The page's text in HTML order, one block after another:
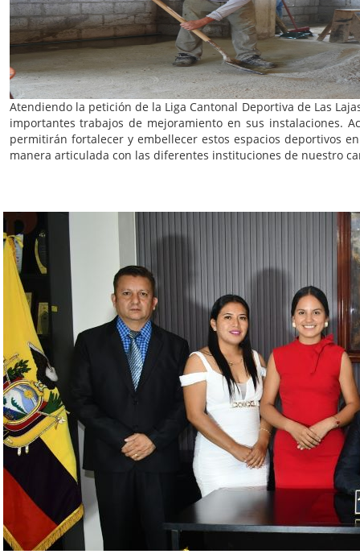
Atendiendo la petición de la Liga Cantonal Deportiva de Las
importantes trabajos de mejoramiento en sus instalaciones.
permitirán fortalecer y embellecer estos espacios deportivos
manera articulada con las diferentes instituciones de nuestro